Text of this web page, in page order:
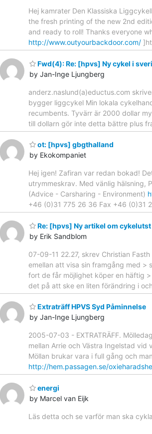
Hej kamrater Den Klassiska
the fresh printing of the new 2nd
and ready to roll! Thanks everyone
http://www.outyourbackdoor.com/
Fwd(4): Re: [hpvs] Ny cykel i
by Jan-Inge Ljungberg
anderz.naslund(a)eductus.com
bygger liggcykel Min lokala
recumbents. Tyvärr är 2000 dollar
till dollarn gör inte detta bättre plus
ot: [hpvs] gbgthalland
by Ekokompaniet
Hej igen! Zafiran var redan bokad!
utrymmeskrav. Med vänlig
(Advice - Carsharing - Environment)
+46 (0)31 775 26 36 Fax +46
Re: [hpvs] Ny artikel om
by Erik Sandblom
07-09-11 22.27, skrev Christian
emellan att visa sin framgång med >
fort de får möjlighet köper en häftig
det på att ske en liten förändring i
Extraträff HPVS Syd Påminnelse
by Jan-Inge Ljungberg
2005-07-03 - EXTRATRÄFF.
mellan Arrie och Västra Ingelstad
Möllan brukar vara i full gång och
http://hem.passagen.se/
energi
by Marcel van Eijk
Läs detta och se varför man ska